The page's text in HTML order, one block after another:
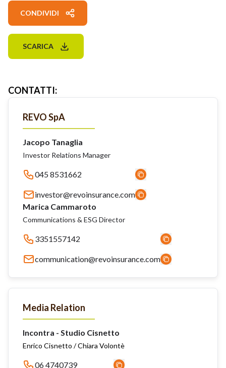
CONDIVIDI
SCARICA
CONTATTI:
REVO SpA
Jacopo Tanaglia
Investor Relations Manager
045 8531662
investor@revoinsurance.com
Marica Cammaroto
Communications & ESG Director
3351557142
communication@revoinsurance.com
Media Relation
Incontra - Studio Cisnetto
Enrico Cisnetto / Chiara Volontè
06 4740739